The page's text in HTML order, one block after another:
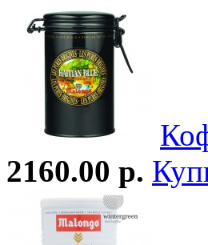
2160.00 р.